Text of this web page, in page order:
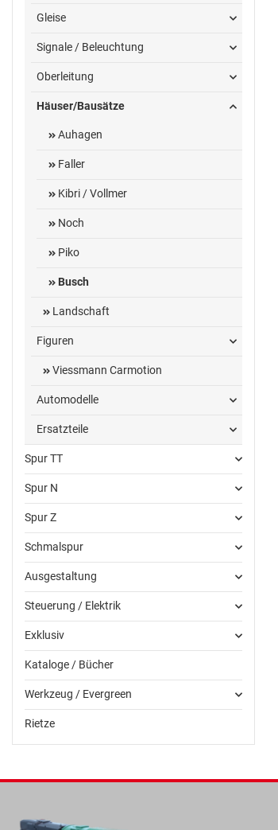
Gleise
Signale / Beleuchtung
Oberleitung
Häuser/Bausätze
Auhagen
Faller
Kibri / Vollmer
Noch
Piko
Busch
Landschaft
Figuren
Viessmann Carmotion
Automodelle
Ersatzteile
Spur TT
Spur N
Spur Z
Schmalspur
Ausgestaltung
Steuerung / Elektrik
Exklusiv
Kataloge / Bücher
Werkzeug / Evergreen
Rietze